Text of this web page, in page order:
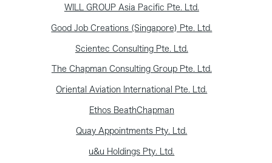
WILL GROUP Asia Pacific Pte. Ltd.
Good Job Creations (Singapore) Pte. Ltd.
Scientec Consulting Pte. Ltd.
The Chapman Consulting Group Pte. Ltd.
Oriental Aviation International Pte. Ltd.
Ethos BeathChapman
Quay Appointments Pty. Ltd.
u&u Holdings Pty. Ltd.